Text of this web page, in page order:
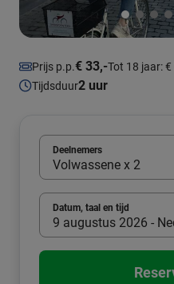
Prijs p.p.€ 33,-Tot 18 jaar: €
Tijdsduur2 uur
Deelnemers
Volwassene x 2
Datum, taal en tijd
9 augustus 2026 -